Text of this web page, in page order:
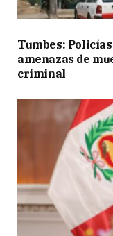
Tumbes:
amenazas de
criminal